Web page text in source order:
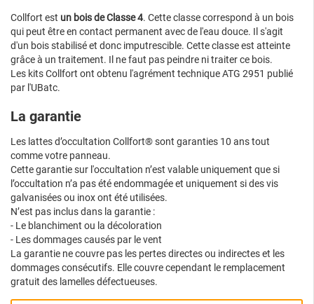
Collfort est un bois de Classe 4. Cette classe correspond à un bois
qui peut être en contact permanent avec de l'eau douce. Il s'agit
d'un bois stabilisé et donc imputrescible. Cette classe est atteinte
grâce à un traitement. Il ne faut pas peindre ni traiter ce bois.
Les kits Collfort ont obtenu l'agrément technique ATG 2951 publié
par l'UBatc.
La garantie
Les lattes d’occultation Collfort® sont garanties 10 ans tout
comme votre panneau.
Cette garantie sur l'occultation n’est valable uniquement que si
l’occultation n’a pas été endommagée et uniquement si des vis
galvanisées ou inox ont été utilisées.
N’est pas inclus dans la garantie :
- Le blanchiment ou la décoloration
- Les dommages causés par le vent
La garantie ne couvre pas les pertes directes ou indirectes et les
dommages consécutifs. Elle couvre cependant le remplacement
gratuit des lamelles défectueuses.